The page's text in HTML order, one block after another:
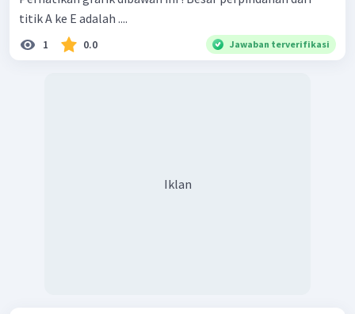
titik A ke E adalah ....
1 0.0 Jawaban terverifikasi
Iklan